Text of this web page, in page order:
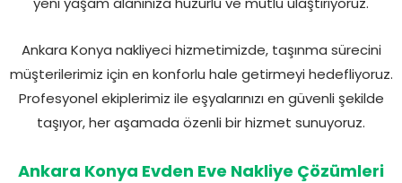
Ankara Konya nakliyeci hizmetimizde, taşınma sürecini
müşterilerimiz için en konforlu hale getirmeyi hedefliyoruz.
Profesyonel ekiplerimiz ile eşyalarınızı en güvenli şekilde
taşıyor, her aşamada özenli bir hizmet sunuyoruz.
Ankara Konya Evden Eve Nakliye Çözümleri